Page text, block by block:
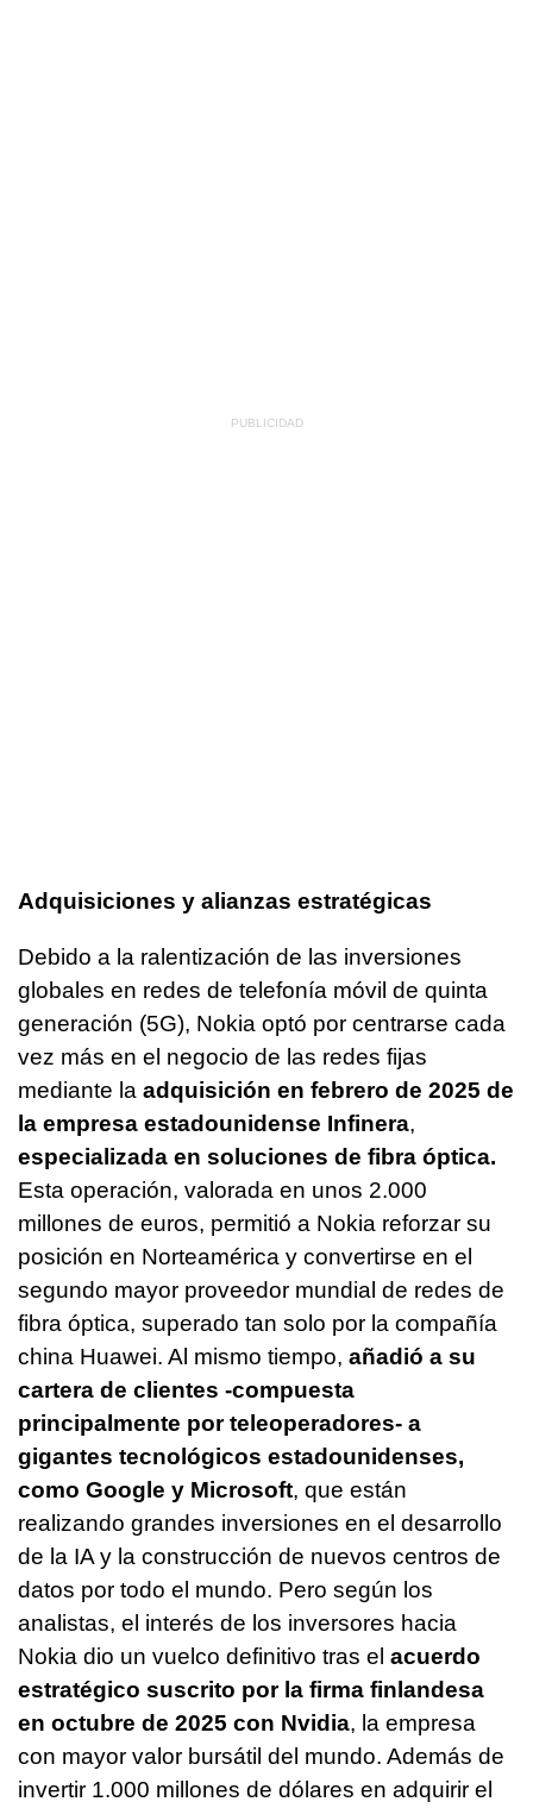
Adquisiciones y alianzas estratégicas
Debido a la ralentización de las inversiones
globales en redes de telefonía móvil de quinta
generación (5G), Nokia optó por centrarse cada
vez más en el negocio de las redes fijas
mediante la adquisición en febrero de 2025 de
la empresa estadounidense Infinera,
especializada en soluciones de fibra óptica.
Esta operación, valorada en unos 2.000
millones de euros, permitió a Nokia reforzar su
posición en Norteamérica y convertirse en el
segundo mayor proveedor mundial de redes de
fibra óptica, superado tan solo por la compañía
china Huawei. Al mismo tiempo, añadió a su
cartera de clientes -compuesta
principalmente por teleoperadores- a
gigantes tecnológicos estadounidenses,
como Google y Microsoft, que están
realizando grandes inversiones en el desarrollo
de la IA y la construcción de nuevos centros de
datos por todo el mundo. Pero según los
analistas, el interés de los inversores hacia
Nokia dio un vuelco definitivo tras el acuerdo
estratégico suscrito por la firma finlandesa
en octubre de 2025 con Nvidia, la empresa
con mayor valor bursátil del mundo. Además de
invertir 1.000 millones de dólares en adquirir el